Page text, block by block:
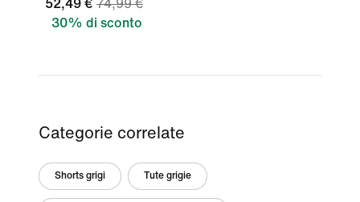
52,49 € 74,99 €
30% di sconto
Categorie correlate
Shorts grigi Tute grigie